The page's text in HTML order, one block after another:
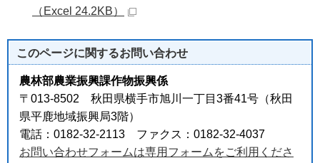
（Excel 24.2KB）
このページに関するお問い合わせ
農林部農業振興課作物振興係
〒013-8502 秋田県横手市旭川一丁目3番41号（秋田
県平鹿地域振興局3階）
電話：0182-32-2113 ファクス：0182-32-4037
お問い合わせフォームは専用フォームをご利用くださ